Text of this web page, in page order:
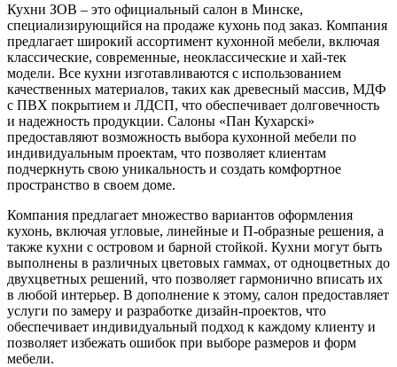
Кухни ЗОВ – это официальный салон в Минске,
специализирующийся на продаже кухонь под заказ. Компания
предлагает широкий ассортимент кухонной мебели, включая
классические, современные, неоклассические и хай-тек
модели. Все кухни изготавливаются с использованием
качественных материалов, таких как древесный массив, МДФ
с ПВХ покрытием и ЛДСП, что обеспечивает долговечность
и надежность продукции. Салоны «Пан Кухарскi»
предоставляют возможность выбора кухонной мебели по
индивидуальным проектам, что позволяет клиентам
подчеркнуть свою уникальность и создать комфортное
пространство в своем доме.
Компания предлагает множество вариантов оформления
кухонь, включая угловые, линейные и П-образные решения, а
также кухни с островом и барной стойкой. Кухни могут быть
выполнены в различных цветовых гаммах, от одноцветных до
двухцветных решений, что позволяет гармонично вписать их
в любой интерьер. В дополнение к этому, салон предоставляет
услуги по замеру и разработке дизайн-проектов, что
обеспечивает индивидуальный подход к каждому клиенту и
позволяет избежать ошибок при выборе размеров и форм
мебели.